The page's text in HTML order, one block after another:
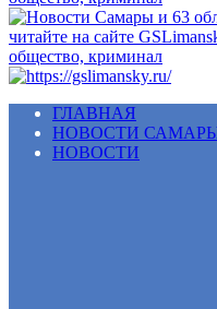
ГЛАВНАЯ
НОВОСТИ
НОВОСТИ